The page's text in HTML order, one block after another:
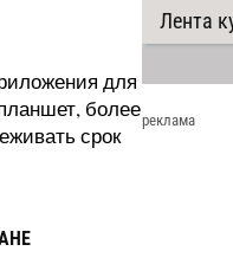
для
более
срок
Лента
реклама